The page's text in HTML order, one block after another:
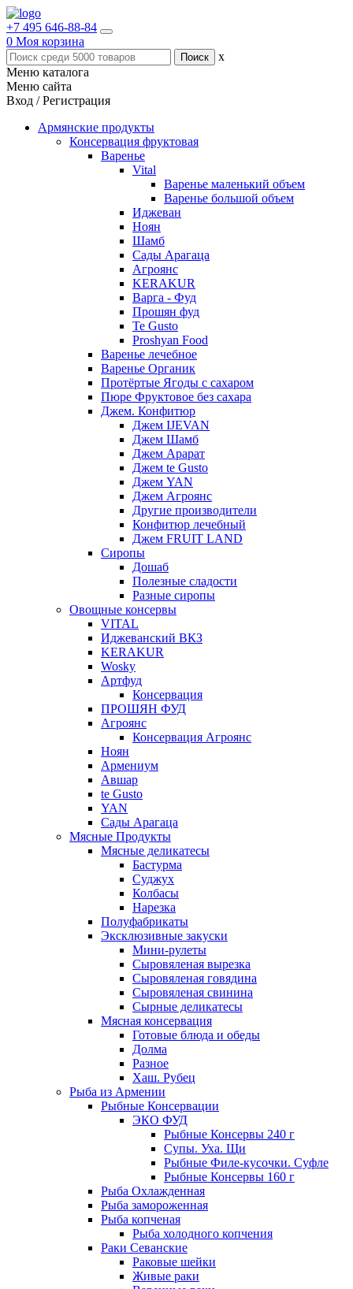
+7 495 646-88-84
0 Моя корзина
x
Меню каталога
Меню сайта
Вход / Регистрация
Армянские продукты
Консервация фруктовая
Варенье
Vital
Варенье маленький объем
Варенье большой объем
Иджеван
Ноян
Шамб
Сады Арагаца
Агроянс
KERAKUR
Варга - Фуд
Прошян фуд
Te Gusto
Proshyan Food
Варенье лечебное
Варенье Органик
Протёртые Ягоды с сахаром
Пюре Фруктовое без сахара
Джем. Конфитюр
Джем IJEVAN
Джем Шамб
Джем Арарат
Джем te Gusto
Джем YAN
Джем Агроянс
Другие производители
Конфитюр лечебный
Джем FRUIT LAND
Сиропы
Дошаб
Полезные сладости
Разные сиропы
Овощные консервы
VITAL
Иджеванский ВКЗ
KERAKUR
Wosky
Артфуд
Консервация
ПРОШЯН ФУД
Агроянс
Консервация Агроянс
Ноян
Армениум
Авшар
te Gusto
YAN
Сады Арагаца
Мясные Продукты
Мясные деликатесы
Бастурма
Суджух
Колбасы
Нарезка
Полуфабрикаты
Эксклюзивные закуски
Мини-рулеты
Сыровяленая вырезка
Сыровяленая говядина
Сыровяленая свинина
Сырные деликатесы
Мясная консервация
Готовые блюда и обеды
Долма
Разное
Хаш. Рубец
Рыба из Армении
Рыбные Консервации
ЭКО ФУД
Рыбные Консервы 240 г
Супы. Уха. Щи
Рыбные Филе-кусочки. Суфле
Рыбные Консервы 160 г
Рыба Охлажденная
Рыба замороженная
Рыба копченая
Рыба холодного копчения
Раки Севанские
Раковые шейки
Живые раки